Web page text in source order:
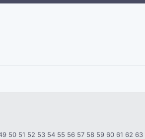
50 51 52 53 54 55 56 57 58 59 60 61 62 63